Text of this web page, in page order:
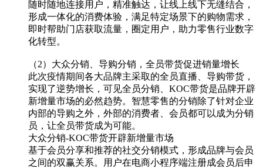
随时随地连接用户，精准触达，让线上线下无缝结合，
形成一体化的消费体验，满足特定场景下的购物需求，
即时帮助门店获取流量，圈定用户，助力零售行业数字
化转型。
（2）大众分销、导购分销，全员带货促进销量增长
此次疫情期间各大品牌主采取的全员直播、导购带货，
实现了逆势增长，可见全员分销、KOC带货是品牌开辟
新增量市场的必然趋势。智慧零售的分销除了针对企业
内部的导购之外，外部的消费者、会员都可以成为分销
员，让全员带货成为可能。
大众分销-KOC带货开辟新增量市场
基于会员分享和推荐的社交分销模式，形成品牌与会员
之间的双赢关系。用户在电商小程序端注册成会员后申